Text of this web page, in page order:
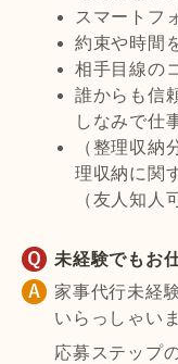
スマートフ
約束や時間
相手目線の
誰からも信
しなみで仕
（整理収納
理収納に関
（友人知人
未経験でもお
家事代行未経
いらっしゃい
応募ステップ